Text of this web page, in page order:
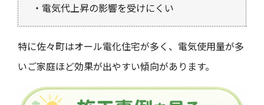
・電気代上昇の影響を受けにくい
特に佐々町はオール電化住宅が多く、電気使用量が多
いご家庭ほど効果が出やすい傾向があります。